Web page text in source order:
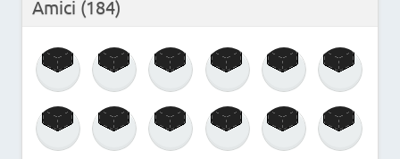
Amici (184)